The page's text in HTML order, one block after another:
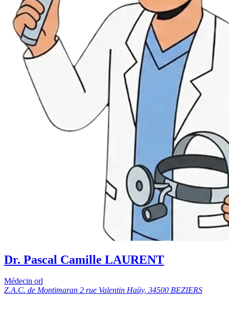
Dr. Pascal Camille LAURENT
Médecin orl
Z.A.C. de Montimaran 2 rue Valentin Haüy, 34500 BEZIERS